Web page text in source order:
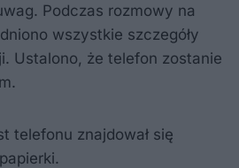
Podczas rozmowy na
wszystkie szczegóły
Ustalono, że telefon zostanie
telefonu znajdował się